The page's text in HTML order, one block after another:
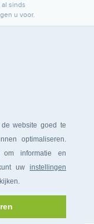
website goed te
optimaliseren.
om informatie en
uw instellingen
sinds
u voor.